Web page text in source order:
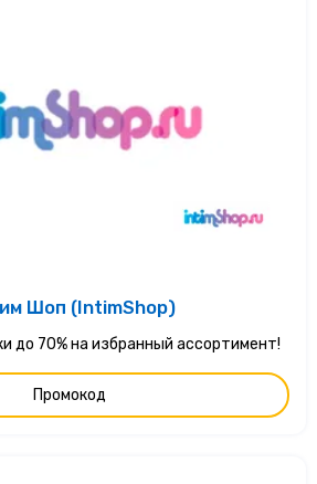
Шоп (IntimShop)
до 70% на избранный ассортимент!
Промокод